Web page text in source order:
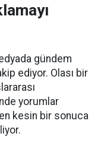
gündem
ediyor. Olası bir
yorumlar
kesin bir sonuca